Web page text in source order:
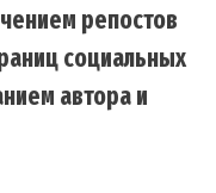
репостов
социальных
автора и